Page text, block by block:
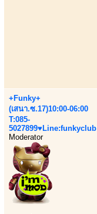
+Funky+
(เสนา.ซ.17)10:00-06:00
T:085-
5027899♥Line:funkyclub
Moderator